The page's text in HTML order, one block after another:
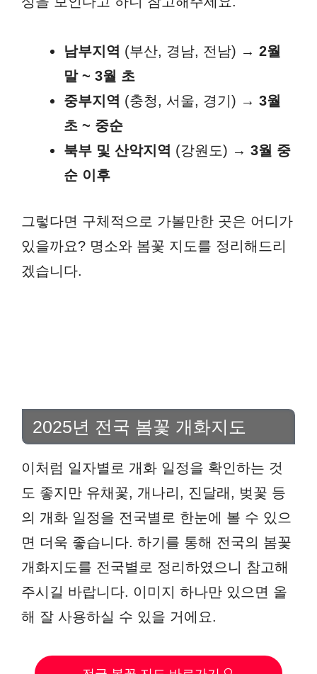
남부지역 (부산, 경남, 전남) → 2월
말 ~ 3월 초
중부지역 (충청, 서울, 경기) → 3월
초 ~ 중순
북부 및 산악지역 (강원도) → 3월 중
순 이후
그렇다면 구체적으로 가볼만한 곳은 어디가
있을까요? 명소와 봄꽃 지도를 정리해드리
겠습니다.
2025년 전국 봄꽃 개화지도
이처럼 일자별로 개화 일정을 확인하는 것
도 좋지만 유채꽃, 개나리, 진달래, 벚꽃 등
의 개화 일정을 전국별로 한눈에 볼 수 있으
면 더욱 좋습니다. 하기를 통해 전국의 봄꽃
개화지도를 전국별로 정리하였으니 참고해
주시길 바랍니다. 이미지 하나만 있으면 올
해 잘 사용하실 수 있을 거에요.